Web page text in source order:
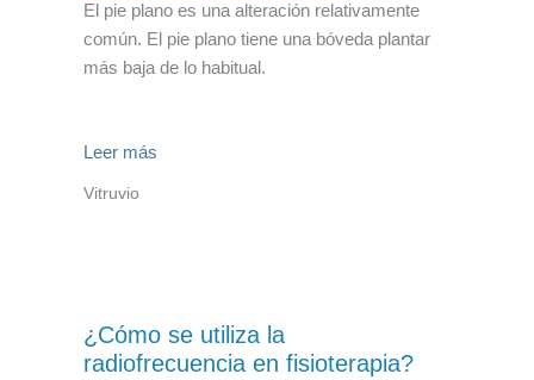
El pie plano es una alteración relativamente
común. El pie plano tiene una bóveda plantar
más baja de lo habitual.
Leer más
Vitruvio
¿Cómo se utiliza la
radiofrecuencia en fisioterapia?